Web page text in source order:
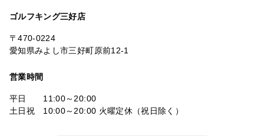
ゴルフキング三好店
〒470-0224
愛知県みよし市三好町原前12-1
営業時間
平日 11:00～20:00
土日祝 10:00～20:00 火曜定休（祝日除く）